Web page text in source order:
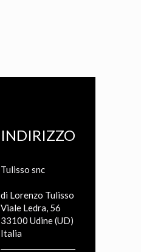
INDIRIZZO
Tulisso snc
di Lorenzo Tulisso
Viale Ledra, 56
33100 Udine (UD)
Italia